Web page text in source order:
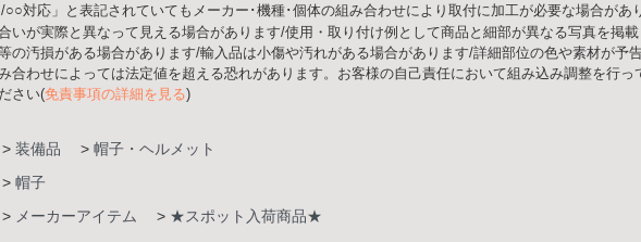
対応」と表記されていてもメーカー･機種･個体の組み合わせにより取付に加工が必要な場合があ
いが実際と異なって見える場合があります/使用・取り付け例として商品と細部が異なる写真を掲
の汚損がある場合があります/輸入品は小傷や汚れがある場合があります/詳細部位の色や素材が予
合わせによっては法定値を超える恐れがあります。お客様の自己責任において組み込み調整を行
さい(免責事項の詳細を見る)
> 装備品 > 帽子・ヘルメット
> 帽子
> メーカーアイテム > ★スポット入荷商品★